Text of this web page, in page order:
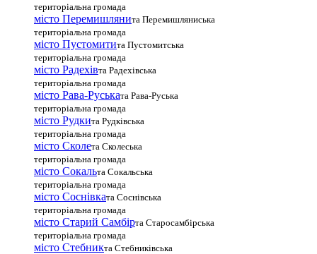
територіальна громада
місто Перемишлянита Перемишляниська
територіальна громада
місто Пустомитита Пустомитська
територіальна громада
місто Радехівта Радехівська
територіальна громада
місто Рава-Руськата Рава-Руська
територіальна громада
місто Рудкита Рудківська
територіальна громада
місто Сколета Сколеська
територіальна громада
місто Сокальта Сокальська
територіальна громада
місто Соснівката Соснівська
територіальна громада
місто Старий Самбірта Старосамбірська
територіальна громада
місто Стебникта Стебниківська